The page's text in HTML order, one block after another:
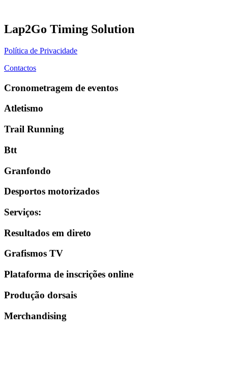
Lap2Go Timing Solution
Política de Privacidade
Contactos
Cronometragem de eventos
Atletismo
Trail Running
Btt
Granfondo
Desportos motorizados
Serviços:
Resultados em direto
Grafismos TV
Plataforma de inscrições online
Produção dorsais
Merchandising